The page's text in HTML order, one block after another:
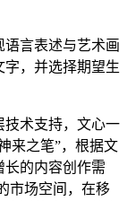
言表述与艺术画
字，并选择期望生
术支持，文心一
来之笔”，根据文
长的内容创作需
市场空间，在移